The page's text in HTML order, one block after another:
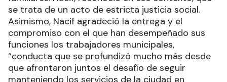
se trata de un acto de estricta justicia social.
Asimismo, Nacif agradeció la entrega y el
compromiso con el que han desempeñado sus
funciones los trabajadores municipales,
“conducta que se profundizó mucho más desde
que afrontaron juntos el desafío de seguir
manteniendo los servicios de la ciudad en